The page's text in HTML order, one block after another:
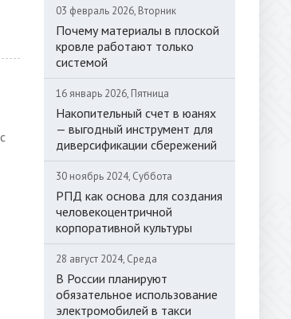
03 февраль 2026, Вторник
Почему материалы в плоской
кровле работают только
системой
16 январь 2026, Пятница
Накопительный счет в юанях
— выгодный инструмент для
диверсификации сбережений
30 ноябрь 2024, Суббота
РПД как основа для создания
человекоцентричной
корпоративной культуры
28 август 2024, Среда
В России планируют
обязательное использование
электромобилей в такси